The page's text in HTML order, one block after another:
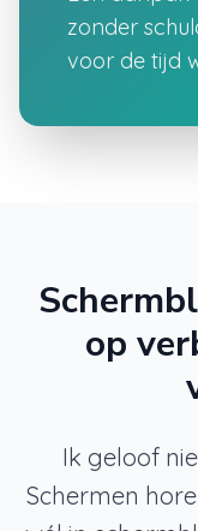
zonder
voor de tijd
op
Ik geloof
Schermen